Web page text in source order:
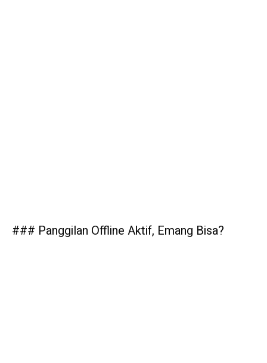
### Panggilan Offline Aktif, Emang Bisa?